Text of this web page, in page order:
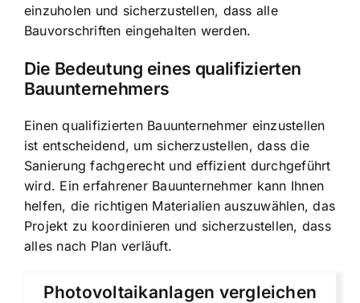
einzuholen und sicherzustellen, dass alle
Bauvorschriften eingehalten werden.
Die Bedeutung eines qualifizierten
Bauunternehmers
Einen qualifizierten Bauunternehmer einzustellen
ist entscheidend, um sicherzustellen, dass die
Sanierung fachgerecht und effizient durchgeführt
wird. Ein erfahrener Bauunternehmer kann Ihnen
helfen, die richtigen Materialien auszuwählen, das
Projekt zu koordinieren und sicherzustellen, dass
alles nach Plan verläuft.
Photovoltaikanlagen vergleichen